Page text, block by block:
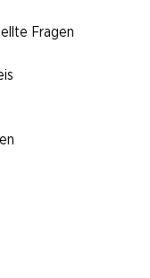
Fragen